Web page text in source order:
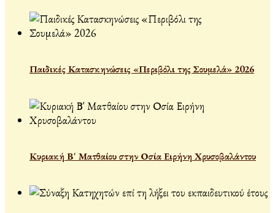
Παιδικές Κατασκηνώσεις «Περιβόλι της Σουμελά» 2026
Κυριακή Β' Ματθαίου στην Οσία Ειρήνη Χρυσοβαλάντου